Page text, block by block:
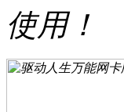
使用！